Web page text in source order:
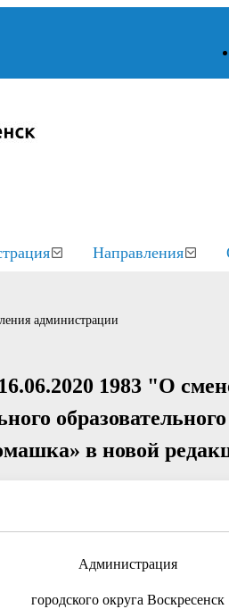
Направления
администрации
1983 "О
в новой
Администрация
городского округа Воскресенск